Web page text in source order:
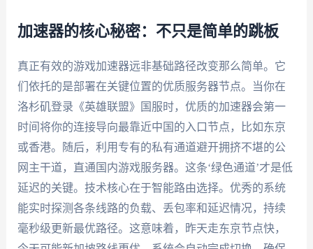
加速器的核心秘密：不只是简单的跳板
真正有效的游戏加速器远非基础路径改变那么简单。它
们依托的是部署在关键位置的优质服务器节点。当你在
洛杉矶登录《英雄联盟》国服时，优质的加速器会第一
时间将你的连接导向最靠近中国的入口节点，比如东京
或香港。随后，利用专有的私有通道避开拥挤不堪的公
网主干道，直通国内游戏服务器。这条‘绿色通道’才是低
延迟的关键。技术核心在于智能路由选择。优秀的系统
能实时探测各条线路的负载、丢包率和延迟情况，持续
毫秒级更新最优路径。这意味着，昨天走东京节点快，